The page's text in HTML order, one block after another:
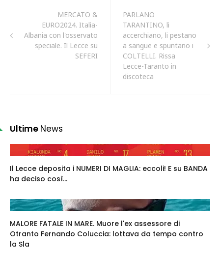
MERCATO &
EURO2024. Italia-
Albania con l'osservato
speciale. Il Lecce su
SEFERI
PARLANO
TARANTINO, li
accerchiano, li pestano
a sangue e spuntano i
COLTELLI. Rissa
Lecce-Taranto in
discoteca
Ultime News
Il Lecce deposita i NUMERI DI MAGLIA: eccoli! E su BANDA
ha deciso così...
MALORE FATALE IN MARE. Muore l'ex assessore di
Otranto Fernando Coluccia: lottava da tempo contro
la Sla